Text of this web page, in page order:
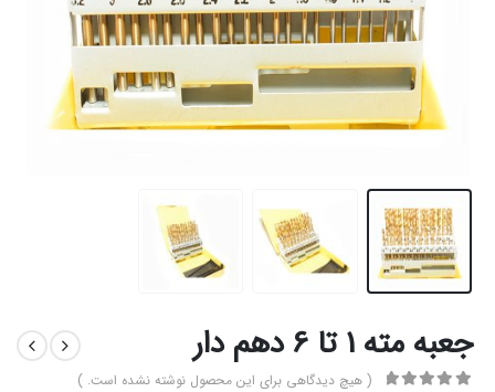
جعبه مته 1 تا 6 دهم دار
( هیچ دیدگاهی برای این محصول نوشته نشده است. )